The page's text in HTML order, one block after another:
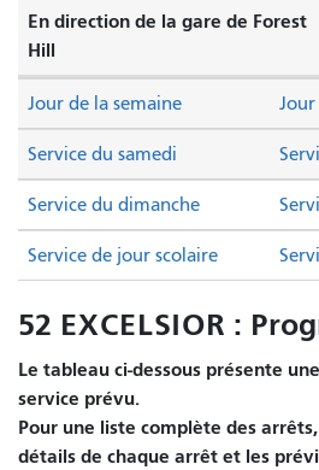
En direction de la gare de Forest
Hill
Service du samedi
Service du dimanche
Jour de la semaine Jour
Service de jour scolaire
52 EXCELSIOR :
Le tableau ci-dessous présente
service prévu.
Pour une liste complète des
détails de chaque arrêt et les